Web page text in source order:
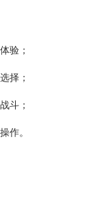
验；
择；
斗；
作。